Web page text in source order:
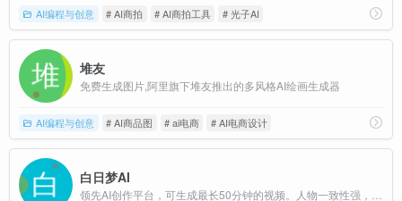
AI编程与创意 # AI商拍 # AI商拍工具 # 光子AI
堆友
免费生成图片,阿里旗下堆友推出的多风格AI绘画生成器
AI编程与创意 # AI商品图 # ai电商 # AI电商设计
白日梦AI